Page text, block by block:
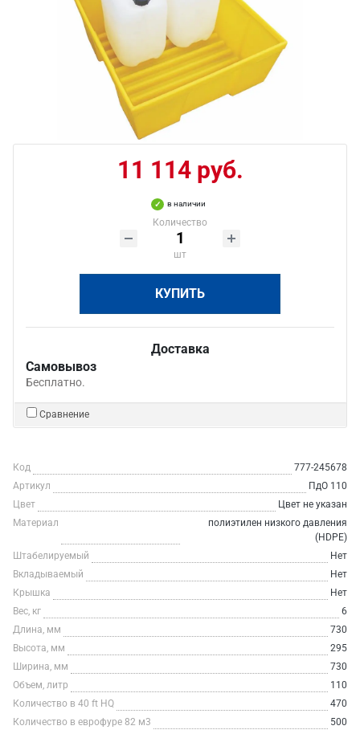
11 114 руб.
в наличии
Количество
шт
КУПИТЬ
Доставка
Самовывоз
Бесплатно.
Сравнение
Код
777-245678
Артикул
ПдО 110
Цвет
Цвет не указан
Материал
полиэтилен низкого давления
(HDPE)
Штабелируемый
Нет
Вкладываемый
Нет
Крышка
Нет
Вес, кг
6
Длина, мм
730
Высота, мм
295
Ширина, мм
730
Объем, литр
110
Количество в 40 ft HQ
470
Количество в еврофуре 82 м3
500